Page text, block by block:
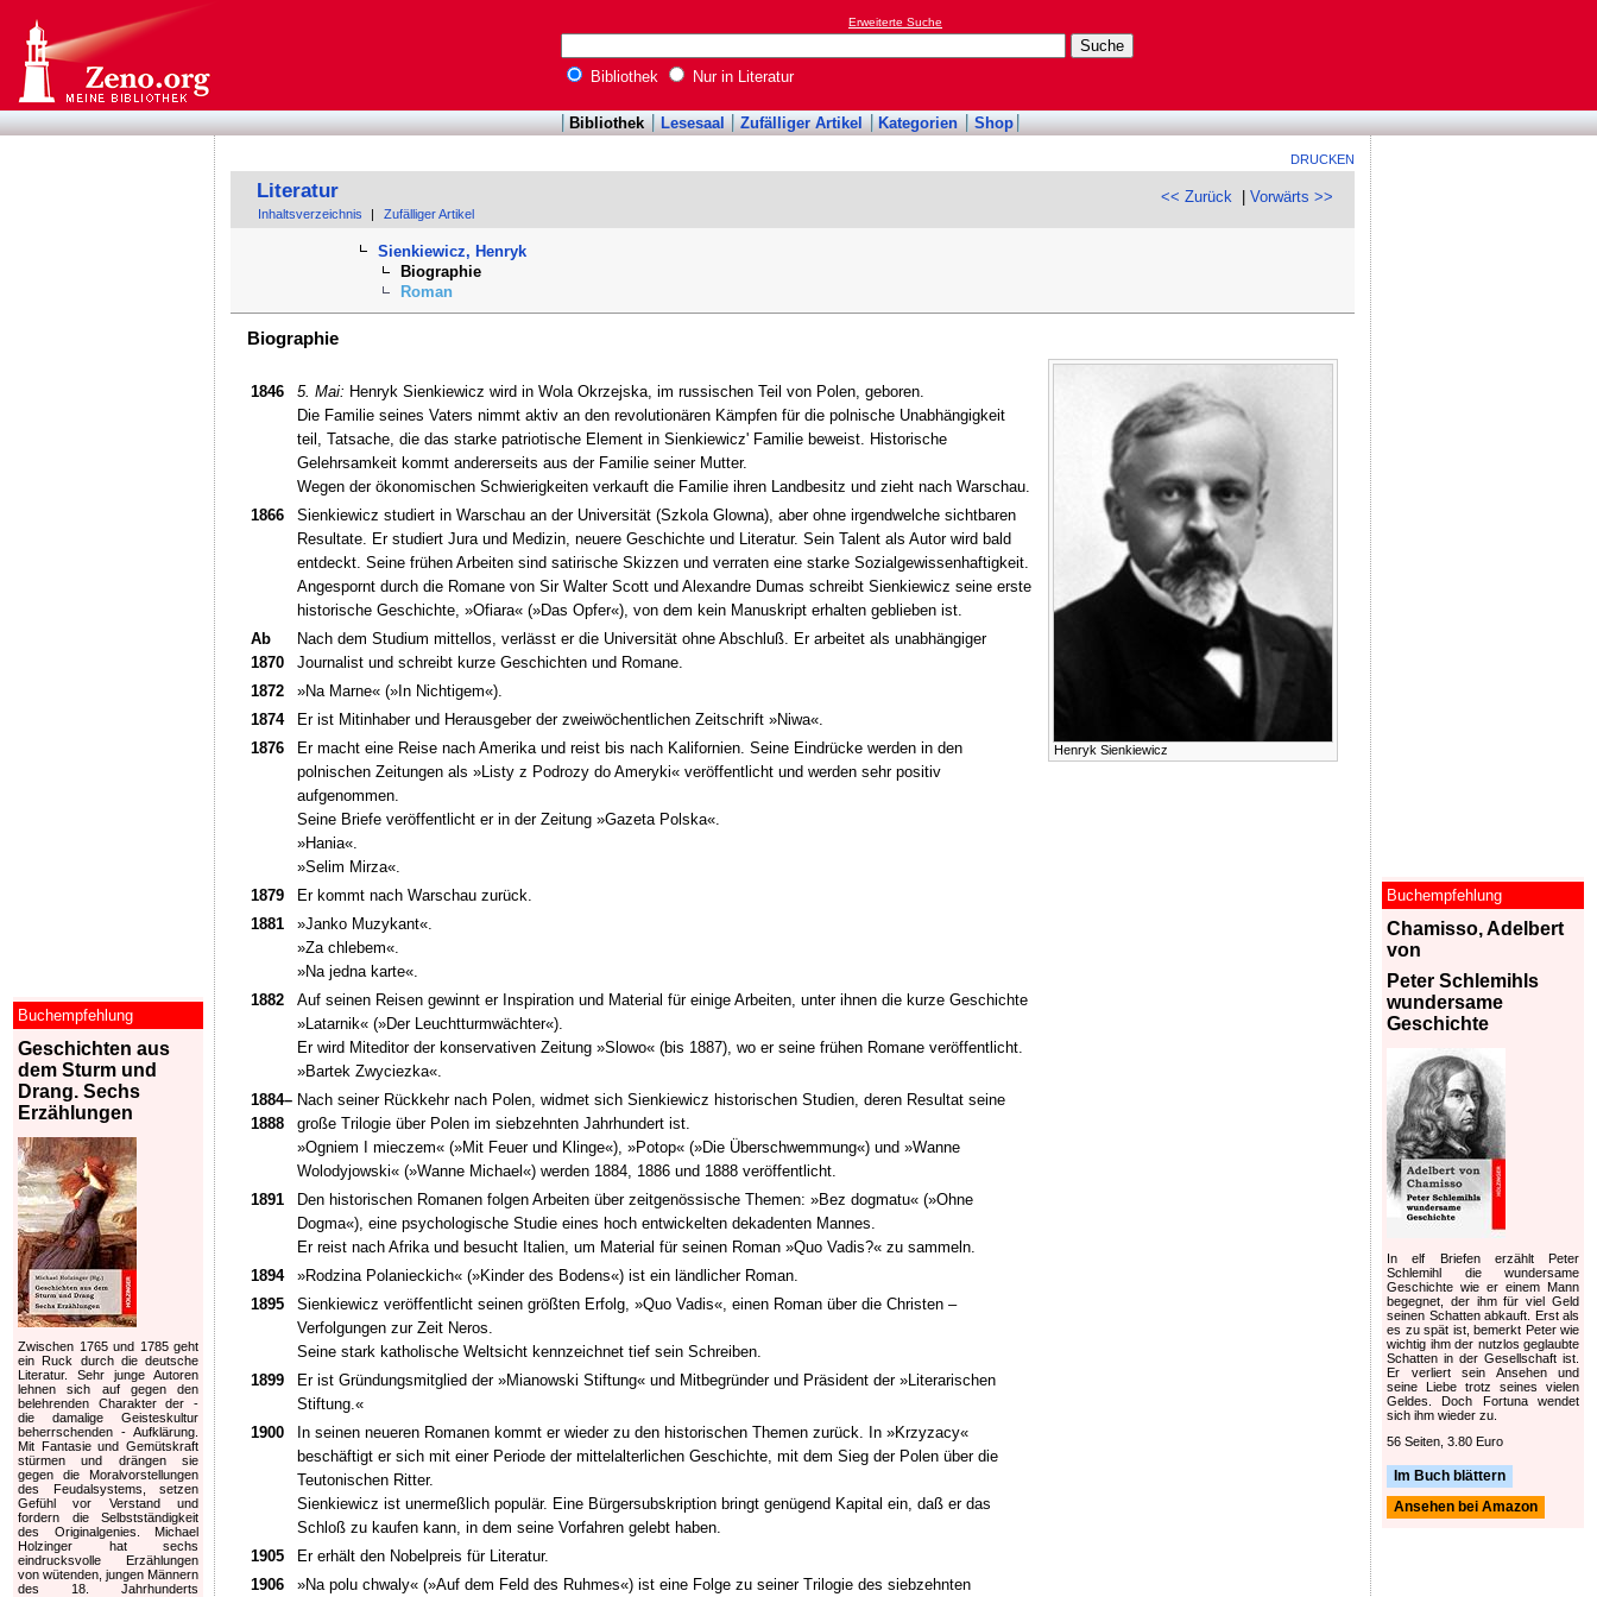
Erweiterte Suche
Bibliothek Nur in Literatur
Bibliothek Lesesaal Zufälliger Artikel Kategorien Shop
DRUCKEN
<< Zurück |Vorwärts >>
Literatur
Inhaltsverzeichnis Zufälliger Artikel
Sienkiewicz, Henryk
Biographie
Roman
Biographie
Henryk Sienkiewicz
1846 5. Mai: Henryk Sienkiewicz wird in Wola Okrzejska, im russischen Teil von Polen, geboren.
Die Familie seines Vaters nimmt aktiv an den revolutionären Kämpfen für die polnische Unabhängigkeit
teil, Tatsache, die das starke patriotische Element in Sienkiewicz' Familie beweist. Historische
Gelehrsamkeit kommt andererseits aus der Familie seiner Mutter.
Wegen der ökonomischen Schwierigkeiten verkauft die Familie ihren Landbesitz und zieht nach Warschau.
1866
Sienkiewicz studiert in Warschau an der Universität (Szkola Glowna), aber ohne irgendwelche sichtbaren
Resultate. Er studiert Jura und Medizin, neuere Geschichte und Literatur. Sein Talent als Autor wird bald
entdeckt. Seine frühen Arbeiten sind satirische Skizzen und verraten eine starke Sozialgewissenhaftigkeit.
Angespornt durch die Romane von Sir Walter Scott und Alexandre Dumas schreibt Sienkiewicz seine erste
historische Geschichte, »Ofiara« (»Das Opfer«), von dem kein Manuskript erhalten geblieben ist.
Ab
1870
Nach dem Studium mittellos, verlässt er die Universität ohne Abschluß. Er arbeitet als unabhängiger
Journalist und schreibt kurze Geschichten und Romane.
1872
»Na Marne« (»In Nichtigem«).
1874
Er ist Mitinhaber und Herausgeber der zweiwöchentlichen Zeitschrift »Niwa«.
1876
Er macht eine Reise nach Amerika und reist bis nach Kalifornien. Seine Eindrücke werden in den
polnischen Zeitungen als »Listy z Podrozy do Ameryki« veröffentlicht und werden sehr positiv
aufgenommen.
Seine Briefe veröffentlicht er in der Zeitung »Gazeta Polska«.
»Hania«.
»Selim Mirza«.
1879
Er kommt nach Warschau zurück.
1881
»Janko Muzykant«.
»Za chlebem«.
»Na jedna karte«.
1882
Auf seinen Reisen gewinnt er Inspiration und Material für einige Arbeiten, unter ihnen die kurze Geschichte
»Latarnik« (»Der Leuchtturmwächter«).
Er wird Miteditor der konservativen Zeitung »Slowo« (bis 1887), wo er seine frühen Romane veröffentlicht.
»Bartek Zwyciezka«.
1884–
1888
Nach seiner Rückkehr nach Polen, widmet sich Sienkiewicz historischen Studien, deren Resultat seine
große Trilogie über Polen im siebzehnten Jahrhundert ist.
»Ogniem I mieczem« (»Mit Feuer und Klinge«), »Potop« (»Die Überschwemmung«) und »Wanne
Wolodyjowski« (»Wanne Michael«) werden 1884, 1886 und 1888 veröffentlicht.
1891
Den historischen Romanen folgen Arbeiten über zeitgenössische Themen: »Bez dogmatu« (»Ohne
Dogma«), eine psychologische Studie eines hoch entwickelten dekadenten Mannes.
Er reist nach Afrika und besucht Italien, um Material für seinen Roman »Quo Vadis?« zu sammeln.
1894
»Rodzina Polanieckich« (»Kinder des Bodens«) ist ein ländlicher Roman.
1895
Sienkiewicz veröffentlicht seinen größten Erfolg, »Quo Vadis«, einen Roman über die Christen –
Verfolgungen zur Zeit Neros.
Seine stark katholische Weltsicht kennzeichnet tief sein Schreiben.
1899
Er ist Gründungsmitglied der »Mianowski Stiftung« und Mitbegründer und Präsident der »Literarischen
Stiftung.«
1900
In seinen neueren Romanen kommt er wieder zu den historischen Themen zurück. In »Krzyzacy«
beschäftigt er sich mit einer Periode der mittelalterlichen Geschichte, mit dem Sieg der Polen über die
Teutonischen Ritter.
Sienkiewicz ist unermeßlich populär. Eine Bürgersubskription bringt genügend Kapital ein, daß er das
Schloß zu kaufen kann, in dem seine Vorfahren gelebt haben.
1905
Er erhält den Nobelpreis für Literatur.
1906
»Na polu chwaly« (»Auf dem Feld des Ruhmes«) ist eine Folge zu seiner Trilogie des siebzehnten
Buchempfehlung
Chamisso, Adelbert
von
Peter Schlemihls
wundersame
Geschichte
In elf Briefen erzählt Peter
Schlemihl die wundersame
Geschichte wie er einem Mann
begegnet, der ihm für viel Geld
seinen Schatten abkauft. Erst als
es zu spät ist, bemerkt Peter wie
wichtig ihm der nutzlos geglaubte
Schatten in der Gesellschaft ist.
Er verliert sein Ansehen und
seine Liebe trotz seines vielen
Geldes. Doch Fortuna wendet
sich ihm wieder zu.
56 Seiten, 3.80 Euro
Im Buch blättern
Ansehen bei Amazon
Buchempfehlung
Geschichten aus
dem Sturm und
Drang. Sechs
Erzählungen
Zwischen 1765 und 1785 geht
ein Ruck durch die deutsche
Literatur. Sehr junge Autoren
lehnen sich auf gegen den
belehrenden Charakter der -
die damalige Geisteskultur
beherrschenden - Aufklärung.
Mit Fantasie und Gemütskraft
stürmen und drängen sie
gegen die Moralvorstellungen
des Feudalsystems, setzen
Gefühl vor Verstand und
fordern die Selbstständigkeit
des Originalgenies. Michael
Holzinger hat sechs
eindrucksvolle Erzählungen
von wütenden, jungen Männern
des 18. Jahrhunderts